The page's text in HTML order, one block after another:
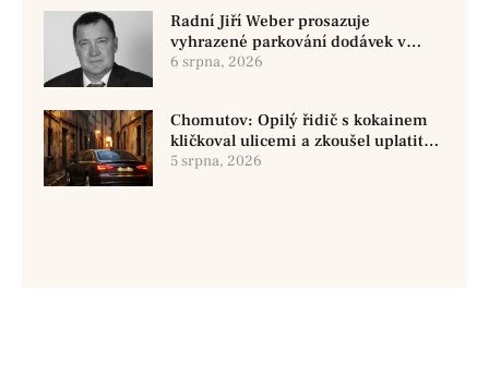
Radní Jiří Weber prosazuje
vyhrazené parkování dodávek v
Chomutově
6 srpna, 2026
Chomutov: Opilý řidič s kokainem
kličkoval ulicemi a zkoušel uplatit
policisty
5 srpna, 2026